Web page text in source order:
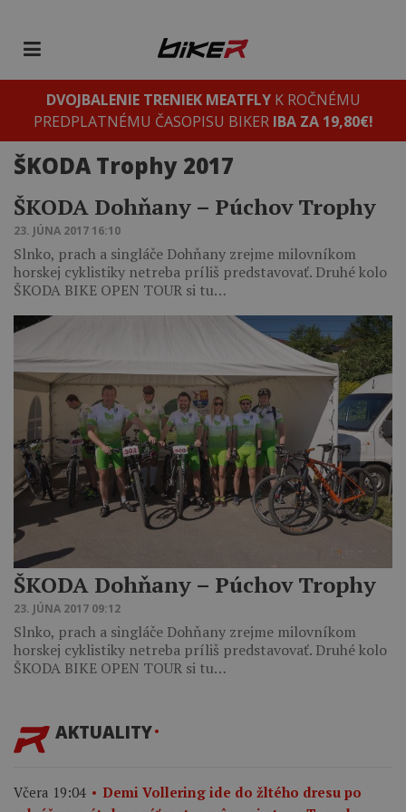
DVOJBALENIE TRENIEK MEATFLYK ROČNÉMU
PREDPLATNÉMU ČASOPISU BIKER IBA ZA 19,80€!
ŠKODA Trophy 2017
ŠKODA Dohňany – Púchov Trophy
23. JÚNA 2017 16:10
Slnko, prach a singláče Dohňany zrejme milovníkom
horskej cyklistiky netreba príliš predstavovať. Druhé kolo
ŠKODA BIKE OPEN TOUR si tu…
ŠKODA Dohňany – Púchov Trophy
23. JÚNA 2017 09:12
Slnko, prach a singláče Dohňany zrejme milovníkom
horskej cyklistiky netreba príliš predstavovať. Druhé kolo
ŠKODA BIKE OPEN TOUR si tu…
AKTUALITY
Včera 19:04
Demi Vollering ide do žltého dresu po